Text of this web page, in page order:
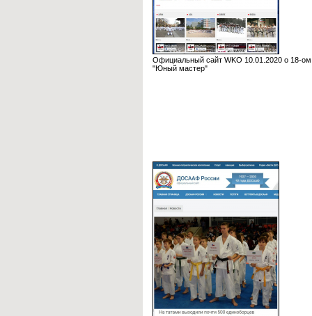
Официальный сайт WKO 10.01.2020 о 18-ом
"Юный мастер"